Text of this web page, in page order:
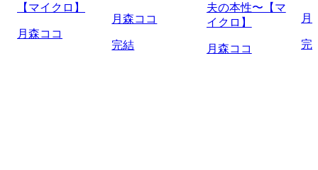
【マイクロ】
月森ココ
月森ココ
完結
夫の本性〜【マ
イクロ】
月森ココ
月
完